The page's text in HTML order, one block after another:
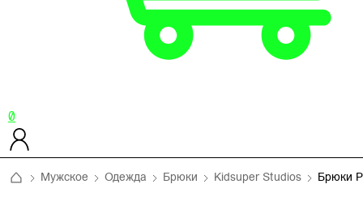
0
Мужское Одежда Брюки Kidsuper Studios Брюки